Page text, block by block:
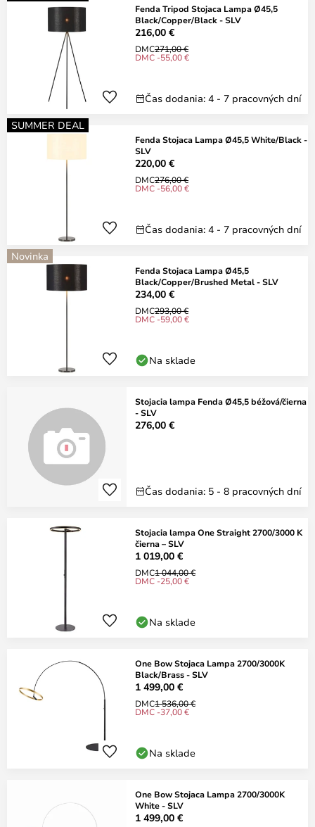
Fenda Tripod Stojaca Lampa Ø45,5
Black/Copper/Black - SLV
216,00 €
DMC271,00 €
DMC -55,00 €
Čas dodania: 4 - 7 pracovných dní
SUMMER DEAL
Fenda Stojaca Lampa Ø45,5 White/Black -
SLV
220,00 €
DMC276,00 €
DMC -56,00 €
Čas dodania: 4 - 7 pracovných dní
Novinka
Fenda Stojaca Lampa Ø45,5
Black/Copper/Brushed Metal - SLV
234,00 €
DMC293,00 €
DMC -59,00 €
Na sklade
Stojacia lampa Fenda Ø45,5 béžová/čierna
- SLV
276,00 €
Čas dodania: 5 - 8 pracovných dní
Stojacia lampa One Straight 2700/3000 K
čierna – SLV
1 019,00 €
DMC1 044,00 €
DMC -25,00 €
Na sklade
One Bow Stojaca Lampa 2700/3000K
Black/Brass - SLV
1 499,00 €
DMC1 536,00 €
DMC -37,00 €
Na sklade
One Bow Stojaca Lampa 2700/3000K
White - SLV
1 499,00 €